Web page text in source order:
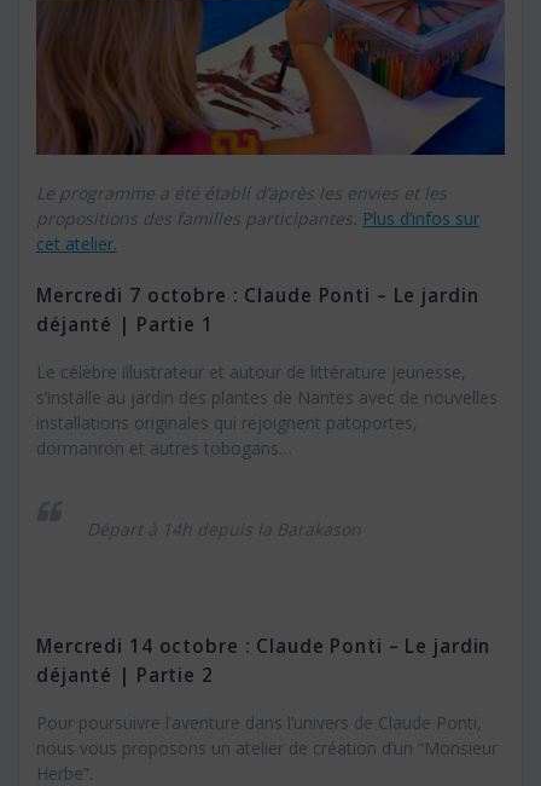
Le programme a été établi d’après les envies et les
propositions des familles participantes. Plus d’infos sur
cet atelier.
Mercredi 7 octobre : Claude Ponti – Le jardin
déjanté | Partie 1
Le célèbre illustrateur et autour de littérature jeunesse,
s’installe au jardin des plantes de Nantes avec de nouvelles
installations originales qui rejoignent patoportes,
dormanron et autres tobogans…
Départ à 14h depuis la Barakason
Mercredi 14 octobre : Claude Ponti – Le jardin
déjanté | Partie 2
Pour poursuivre l’aventure dans l’univers de Claude Ponti,
nous vous proposons un atelier de création d’un “Monsieur
Herbe”.